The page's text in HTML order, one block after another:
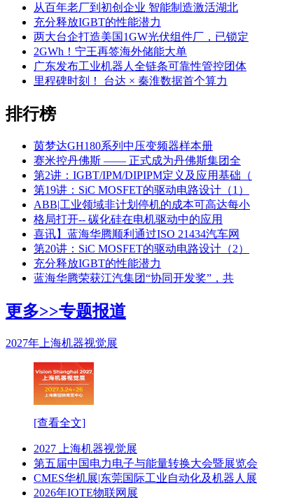
从百年老厂到初创企业 智能制造激活湖北
充分释放IGBT的性能潜力
两大台企打造美国1GW光伏组件厂，已锁定
2GWh！宁王再签海外储能大单
广东发布工业机器人全链条可靠性管控团体
里程碑时刻！ 台达 × 秦淮数据首个算力
排行榜
茵梦达GH180系列中压变频器样本册
赛米控丹佛斯 —— 正式成为丹佛斯集团全
第2讲：IGBT/IPM/DIPIPM定义及应用基础（
第19讲：SiC MOSFET的驱动电路设计（1）
ABB|工业领域非计划停机的成本可高达每小
格局打开-- 碳化硅在电机驱动中的应用
喜讯】蓝海华腾顺利通过ISO 21434汽车网
第20讲：SiC MOSFET的驱动电路设计（2）
充分释放IGBT的性能潜力
蓝海华腾荣获江汽集团“协同开发奖”，共
更多>>专题报道
2027年上海机器视觉展
[查看全文]
2027 上海机器视觉展
第五届中国电力电子与能量转换大会暨展览会
CMES华机展|东莞国际工业自动化及机器人展
2026年IOTE物联网展